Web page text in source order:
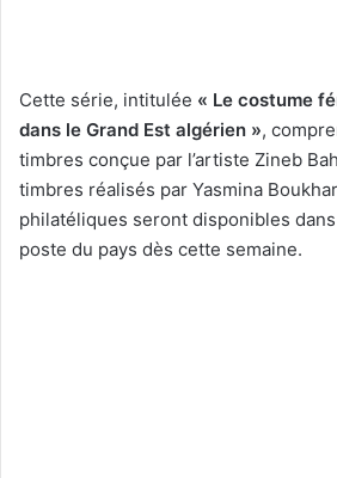
Cette série, intitulée « Le costume
dans le Grand Est algérien »,
timbres conçue par l’artiste Zineb
timbres réalisés par Yasmina
philatéliques seront disponibles
poste du pays dès cette semaine.